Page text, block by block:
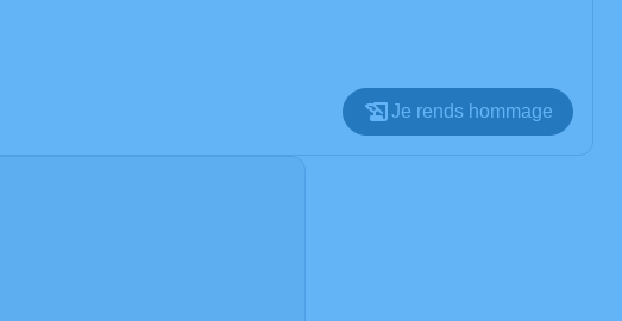
Je rends hommage